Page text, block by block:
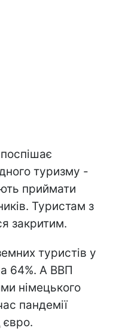
туризму -
приймати
Туристам з
закритим.
туристів у
64%. А ВВП
німецького
пандемії